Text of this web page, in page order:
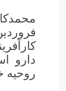
دارو
روحیه